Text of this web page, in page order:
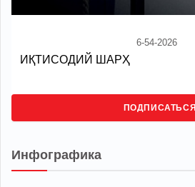
6-54-2026
ИҚТИСОДИЙ ШАРҲ
ПОДПИСАТЬСЯ
Инфографика